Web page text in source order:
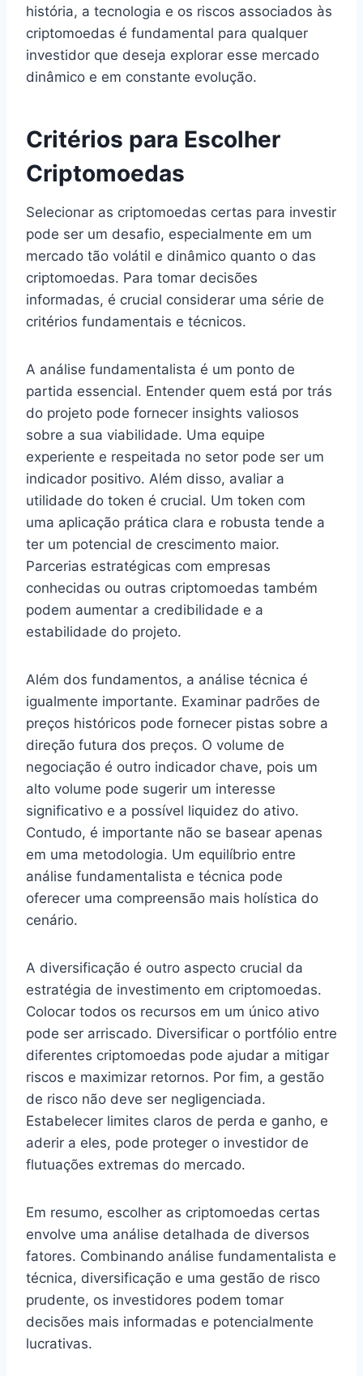
história, a tecnologia e os riscos associados às
criptomoedas é fundamental para qualquer
investidor que deseja explorar esse mercado
dinâmico e em constante evolução.
Critérios para Escolher
Criptomoedas
Selecionar as criptomoedas certas para investir
pode ser um desafio, especialmente em um
mercado tão volátil e dinâmico quanto o das
criptomoedas. Para tomar decisões
informadas, é crucial considerar uma série de
critérios fundamentais e técnicos.
A análise fundamentalista é um ponto de
partida essencial. Entender quem está por trás
do projeto pode fornecer insights valiosos
sobre a sua viabilidade. Uma equipe
experiente e respeitada no setor pode ser um
indicador positivo. Além disso, avaliar a
utilidade do token é crucial. Um token com
uma aplicação prática clara e robusta tende a
ter um potencial de crescimento maior.
Parcerias estratégicas com empresas
conhecidas ou outras criptomoedas também
podem aumentar a credibilidade e a
estabilidade do projeto.
Além dos fundamentos, a análise técnica é
igualmente importante. Examinar padrões de
preços históricos pode fornecer pistas sobre a
direção futura dos preços. O volume de
negociação é outro indicador chave, pois um
alto volume pode sugerir um interesse
significativo e a possível liquidez do ativo.
Contudo, é importante não se basear apenas
em uma metodologia. Um equilíbrio entre
análise fundamentalista e técnica pode
oferecer uma compreensão mais holística do
cenário.
A diversificação é outro aspecto crucial da
estratégia de investimento em criptomoedas.
Colocar todos os recursos em um único ativo
pode ser arriscado. Diversificar o portfólio entre
diferentes criptomoedas pode ajudar a mitigar
riscos e maximizar retornos. Por fim, a gestão
de risco não deve ser negligenciada.
Estabelecer limites claros de perda e ganho, e
aderir a eles, pode proteger o investidor de
flutuações extremas do mercado.
Em resumo, escolher as criptomoedas certas
envolve uma análise detalhada de diversos
fatores. Combinando análise fundamentalista e
técnica, diversificação e uma gestão de risco
prudente, os investidores podem tomar
decisões mais informadas e potencialmente
lucrativas.